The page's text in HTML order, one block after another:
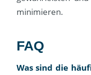
minimieren.
FAQ
Was sind die